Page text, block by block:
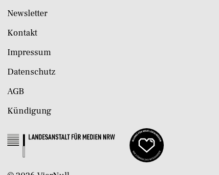
Newsletter
Kontakt
Impressum
Datenschutz
AGB
Kündigung